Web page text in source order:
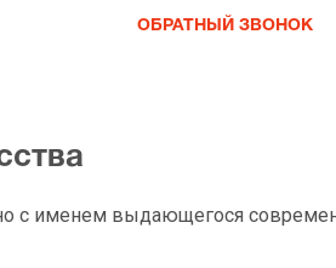
ОБРАТНЫЙ ЗВОНОК
с именем выдающегося